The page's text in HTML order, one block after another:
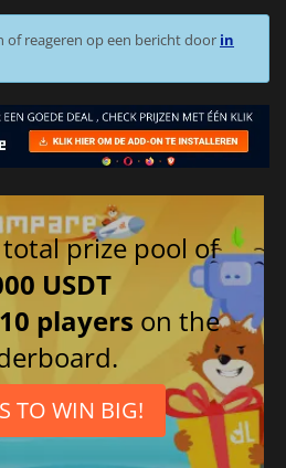
of reageren op een bericht door in
prize pool of
USDT
players on the
TO WIN BIG!